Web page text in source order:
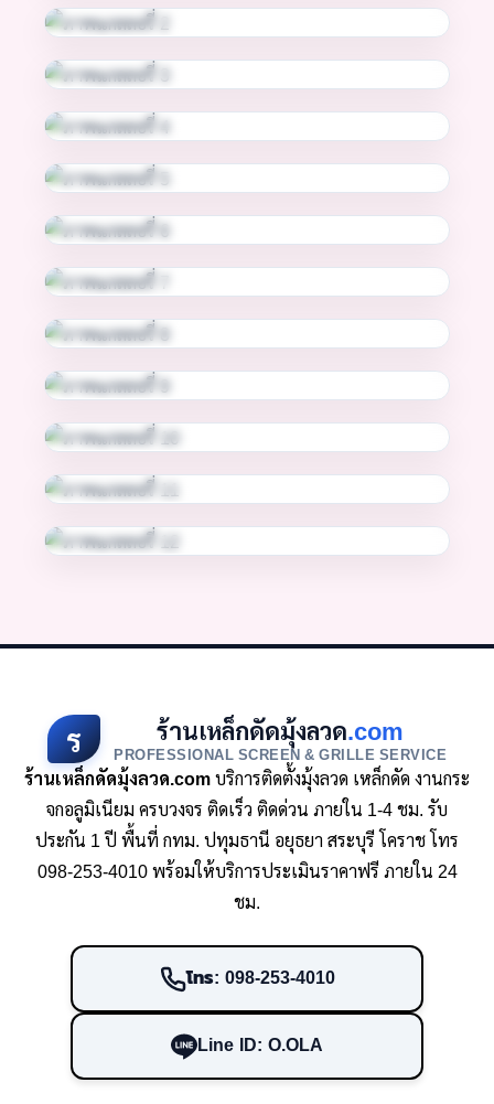
ร ร้านเหล็กดัดมุ้งลวด.com
PROFESSIONAL SCREEN & GRILLE SERVICE
ร้านเหล็กดัดมุ้งลวด.comบริการติดตั้งมุ้งลวด เหล็กดัด งานกระ
จกอลูมิเนียม ครบวงจร ติดเร็ว ติดด่วน ภายใน 1-4 ชม. รับ
ประกัน 1 ปี พื้นที่ กทม. ปทุมธานี อยุธยา สระบุรี โคราช โทร
098-253-4010 พร้อมให้บริการประเมินราคาฟรี ภายใน 24
ชม.
โทร: 098-253-4010
Line ID: O.OLA